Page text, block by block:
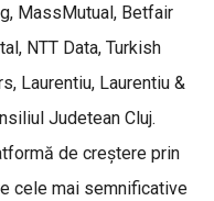
MassMutual, Betfair
NTT Data, Turkish
Laurentiu, Laurentiu &
Judetean Cluj.
de creștere prin
cele mai semnificative